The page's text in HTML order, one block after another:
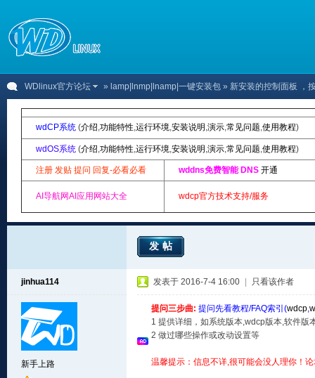
WDlinux官方论坛 » lamp|lnmp|lnamp|一键安装包 » 新安装的控制面板 ，
wdCP系统 (介绍,功能特性,运行环境,安装说明 ,演示,常见问题,使用教程)
wdOS系统 (介绍,功能特性,运行环境,安装说明 ,演示,常见问题,使用教程)
注册 发贴 提问 回复-必看必看 wddns免费智能 DNS 开通
AI导航网AI应用网站大全 wdcp官方技术支持/服务
发帖
jinhua114
新手上路
发表于 2016-7-4 16:00 只看该作者
提问三步曲: 提问先看教程/FAQ索引(wdcp,
1 提供详细，如系统版本,wdcp版本,软件版
2 做过哪些操作或改动设置等
温馨提示：信息不详,很可能会没人理你！